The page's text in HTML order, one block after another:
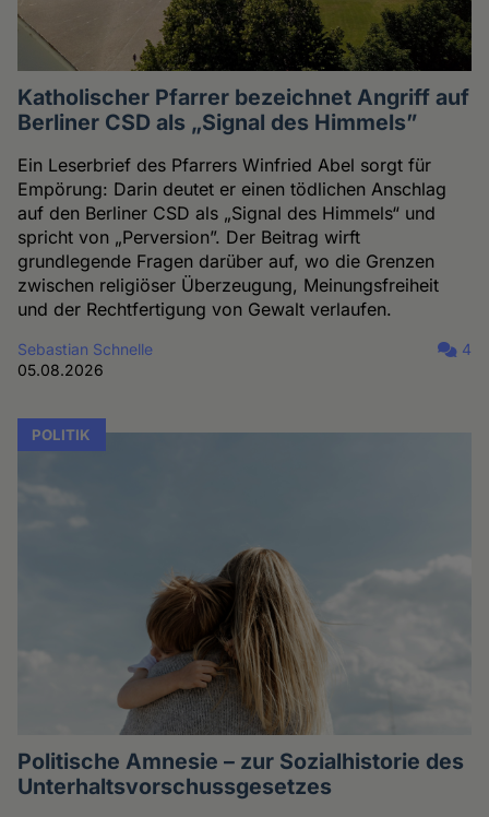
Katholischer Pfarrer bezeichnet Angriff auf
Berliner CSD als „Signal des Himmels”
Ein Leserbrief des Pfarrers Winfried Abel sorgt für
Empörung: Darin deutet er einen tödlichen Anschlag
auf den Berliner CSD als „Signal des Himmels“ und
spricht von „Perversion”. Der Beitrag wirft
grundlegende Fragen darüber auf, wo die Grenzen
zwischen religiöser Überzeugung, Meinungsfreiheit
und der Rechtfertigung von Gewalt verlaufen.
Sebastian Schnelle
05.08.2026
4
POLITIK
Politische Amnesie – zur Sozialhistorie des
Unterhaltsvorschussgesetzes